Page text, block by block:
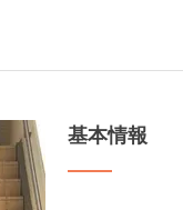
基本情報